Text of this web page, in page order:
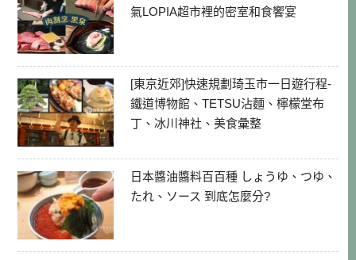
氣LOPIA超市裡的密室和食饗宴
[東京近郊]快速規劃琦玉市一日遊行程-
鐵道博物館、TETSU沾麵、檸檬堂布
丁、冰川神社、美食彙整
日本醬油醬料百百種 しょうゆ、つゆ、
たれ、ソース 到底怎麼分?